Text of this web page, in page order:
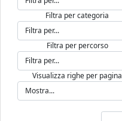
Filtra per categoria
Filtra per percorso
Visualizza righe per pagina